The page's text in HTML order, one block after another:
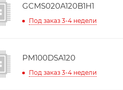
GCMS020A120B1H1
Под заказ 3-4 недели
PM100DSA120
Под заказ 3-4 недели